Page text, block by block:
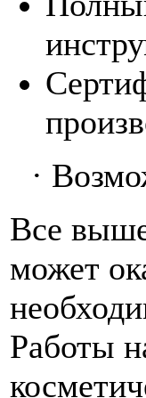
·
Все
может
Работы